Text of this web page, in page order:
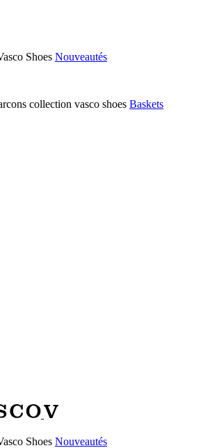
Nouveautés
Baskets
Nouveautés